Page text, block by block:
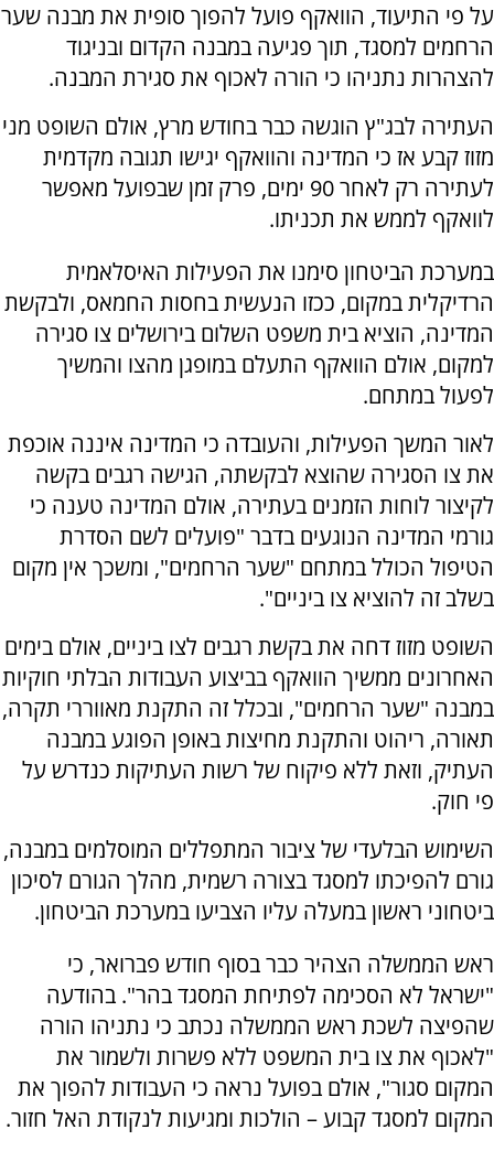
על פי התיעוד, הוואקף פועל להפוך סופית את מבנה שער
הרחמים למסגד, תוך פגיעה במבנה הקדום ובניגוד
להצהרות נתניהו כי הורה לאכוף את סגירת המבנה.
העתירה לבג"ץ הוגשה כבר בחודש מרץ, אולם השופט מני
מזוז קבע אז כי המדינה והוואקף יגישו תגובה מקדמית
לעתירה רק לאחר 90 ימים, פרק זמן שבפועל מאפשר
לוואקף לממש את תכניתו.
במערכת הביטחון סימנו את הפעילות האיסלאמית
הרדיקלית במקום, ככזו הנעשית בחסות החמאס, ולבקשת
המדינה, הוציא בית משפט השלום בירושלים צו סגירה
למקום, אולם הוואקף התעלם במופגן מהצו והמשיך
לפעול במתחם.
לאור המשך הפעילות, והעובדה כי המדינה איננה אוכפת
את צו הסגירה שהוצא לבקשתה, הגישה רגבים בקשה
לקיצור לוחות הזמנים בעתירה, אולם המדינה טענה כי
גורמי המדינה הנוגעים בדבר "פועלים לשם הסדרת
הטיפול הכולל במתחם "שער הרחמים", ומשכך אין מקום
בשלב זה להוציא צו ביניים".
השופט מזוז דחה את בקשת רגבים לצו ביניים, אולם בימים
האחרונים ממשיך הוואקף בביצוע העבודות הבלתי חוקיות
במבנה "שער הרחמים", ובכלל זה התקנת מאווררי תקרה,
תאורה, ריהוט והתקנת מחיצות באופן הפוגע במבנה
העתיק, וזאת ללא פיקוח של רשות העתיקות כנדרש על
פי חוק.
השימוש הבלעדי של ציבור המתפללים המוסלמים במבנה,
גורם להפיכתו למסגד בצורה רשמית, מהלך הגורם לסיכון
ביטחוני ראשון במעלה עליו הצביעו במערכת הביטחון.
ראש הממשלה הצהיר כבר בסוף חודש פברואר, כי
"ישראל לא הסכימה לפתיחת המסגד בהר". בהודעה
שהפיצה לשכת ראש הממשלה נכתב כי נתניהו הורה
"לאכוף את צו בית המשפט ללא פשרות ולשמור את
המקום סגור", אולם בפועל נראה כי העבודות להפוך את
המקום למסגד קבוע – הולכות ומגיעות לנקודת האל חזור.